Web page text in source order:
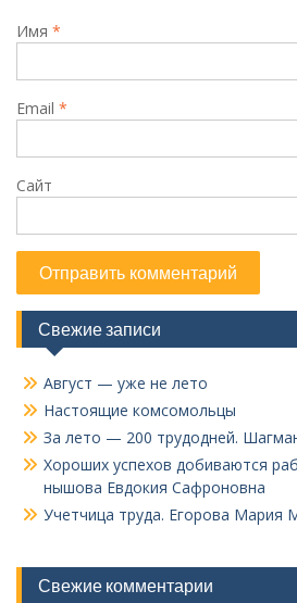
Имя *
Email *
Сайт
Свежие записи
Август — уже не лето
Настоящие комсомольцы
За лето — 200 трудодней.
Хороших успехов добиваются
нышова Евдокия Сафроновна
Учетчица труда. Его­рова Мария
Свежие комментарии